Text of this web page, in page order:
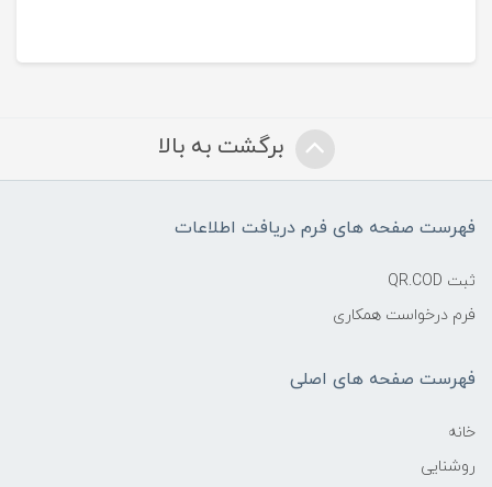
برگشت به بالا
فهرست صفحه های فرم دریافت اطلاعات
ثبت QR.COD
فرم درخواست همکاری
فهرست صفحه های اصلی
خانه
روشنایی